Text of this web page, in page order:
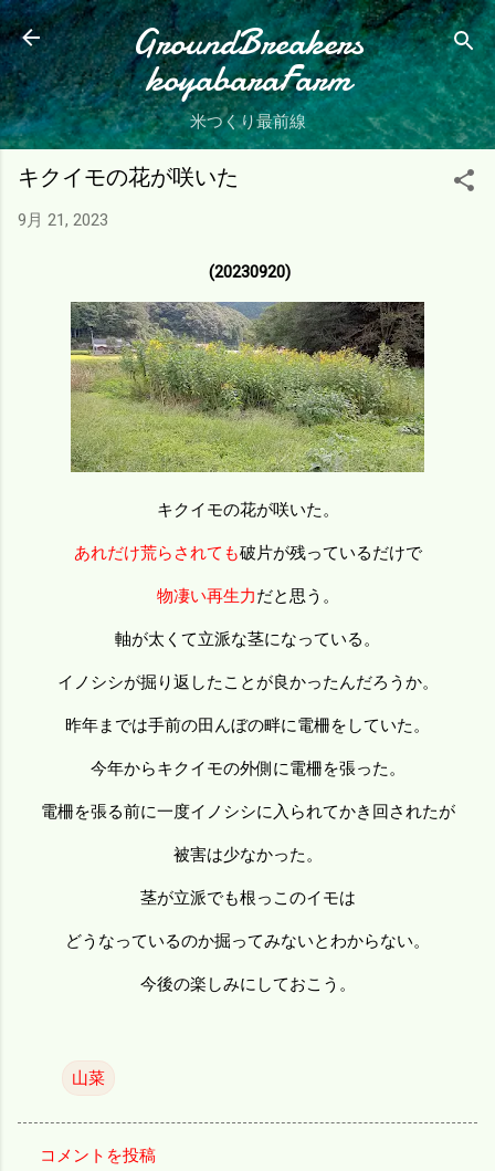
スキップしてメイン コンテンツに移動
GroundBreakers
koyabaraFarm
米つくり最前線
キクイモの花が咲いた
9月 21, 2023
(20230920)
キクイモの花が咲いた。
あれだけ荒らされても破片が残っているだけで
物凄い再生力だと思う。
軸が太くて立派な茎になっている。
イノシシが掘り返したことが良かったんだろうか。
昨年までは手前の田んぼの畔に電柵をしていた。
今年からキクイモの外側に電柵を張った。
電柵を張る前に一度イノシシに入られてかき回されたが
被害は少なかった。
茎が立派でも根っこのイモは
どうなっているのか掘ってみないとわからない。
今後の楽しみにしておこう。
山菜
コメントを投稿